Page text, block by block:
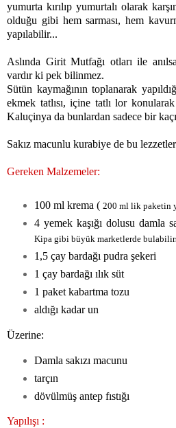
yumurta kırılıp yumurtalı olarak
olduğu gibi hem sarması, hem
yapılabilir...
Aslında Girit Mutfağı otları ile
vardır ki pek bilinmez.
Sütün kaymağının toplanarak
ekmek tatlısı, içine tatlı lor konularak
Kaluçinya da bunlardan sadece bir
Sakız macunlu kurabiye de bu
Gereken Malzemeler:
100 ml krema ( 200 ml lik paketin
4 yemek kaşığı dolusu damla
Kipa gibi büyük marketlerde
1,5 çay bardağı pudra şekeri
1 çay bardağı ılık süt
1 paket kabartma tozu
aldığı kadar un
Üzerine:
Damla sakızı macunu
tarçın
dövülmüş antep fıstığı
Yapılışı :